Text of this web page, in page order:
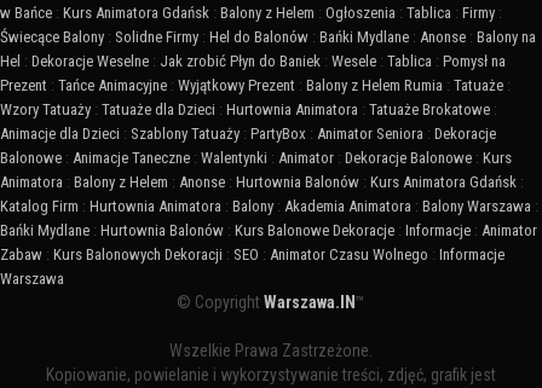
w Bańce : Kurs Animatora Gdańsk : Balony z Helem : Ogłoszenia : Tablica : Firmy :
Świecące Balony : Solidne Firmy : Hel do Balonów : Bańki Mydlane : Anonse : Balony na
Hel : Dekoracje Weselne : Jak zrobić Płyn do Baniek : Wesele : Tablica : Pomysł na
Prezent : Tańce Animacyjne : Wyjątkowy Prezent : Balony z Helem Rumia : Tatuaże :
Wzory Tatuaży : Tatuaże dla Dzieci : Hurtownia Animatora : Tatuaże Brokatowe :
Animacje dla Dzieci : Szablony Tatuaży : PartyBox : Animator Seniora : Dekoracje
Balonowe : Animacje Taneczne : Walentynki : Animator : Dekoracje Balonowe : Kurs
Animatora : Balony z Helem : Anonse : Hurtownia Balonów : Kurs Animatora Gdańsk :
Katalog Firm : Hurtownia Animatora : Balony : Akademia Animatora : Balony Warszawa :
Bańki Mydlane : Hurtownia Balonów : Kurs Balonowe Dekoracje : Informacje : Animator
Zabaw : Kurs Balonowych Dekoracji : SEO : Animator Czasu Wolnego : Informacje
Warszawa
© CopyrightWarszawa.IN ™
Wszelkie Prawa Zastrzeżone.
Kopiowanie, powielanie i wykorzystywanie treści, zdjęć, grafik jest